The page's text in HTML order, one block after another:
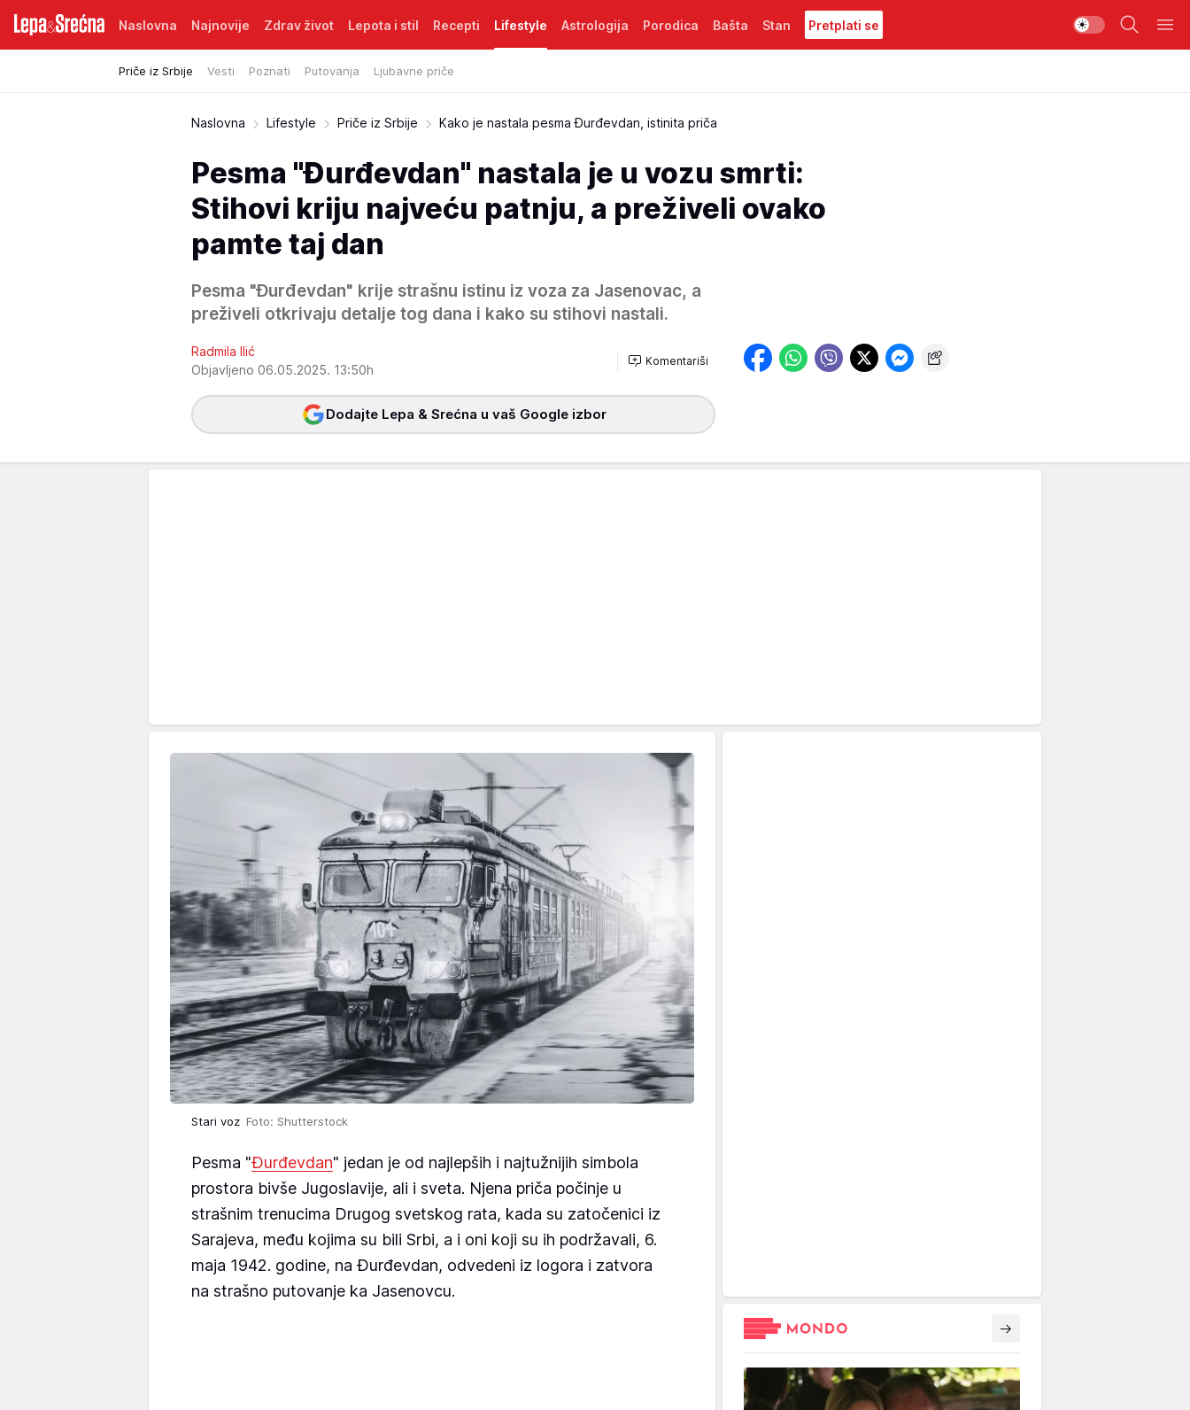
Naslovna Najnovije Zdrav život Lepota i stil Recepti Lifestyle
Priče iz Srbije Vesti Poznati Putovanja Ljubavne priče
Astrologija Porodica Bašta Stan Pretplati se
Naslovna Lifestyle Priče iz Srbije Kako je nastala pesma Đurđevdan, istinita priča
Pesma "Đurđevdan" nastala je u vozu smrti:
Stihovi kriju najveću patnju, a preživeli ovako
pamte taj dan
Pesma "Đurđevdan" krije strašnu istinu iz voza za Jasenovac, a
preživeli otkrivaju detalje tog dana i kako su stihovi nastali.
Radmila Ilić
Objavljeno 06.05.2025. 13:50h
Komentariši
Dodajte Lepa & Srećna u vaš Google izbor
Stari voz Foto: Shutterstock
Pesma "Đurđevdan" jedan je od najlepših i najtužnijih simbola
prostora bivše Jugoslavije, ali i sveta. Njena priča počinje u
strašnim trenucima Drugog svetskog rata, kada su zatočenici iz
Sarajeva, među kojima su bili Srbi, a i oni koji su ih podržavali, 6.
maja 1942. godine, na Đurđevdan, odvedeni iz logora i zatvora
na strašno putovanje ka Jasenovcu.